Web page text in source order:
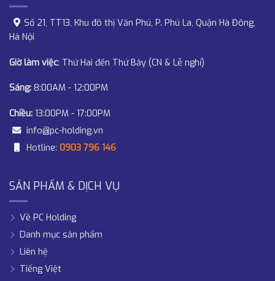
Số 21, TT13, Khu đô thị Văn Phú, P. Phú La, Quận Hà Đông,
Hà Nội
Giờ làm việc: Thứ Hai đến Thứ Bảy (CN & Lễ nghỉ)
Sáng: 8:00AM - 12:00PM
Chiều: 13:00PM - 17:00PM
info@pc-holding.vn
Hotline: 0903 796 146
SẢN PHẨM & DỊCH VỤ
Về PC Holding
Danh mục sản phẩm
Liên hệ
Tiếng Việt